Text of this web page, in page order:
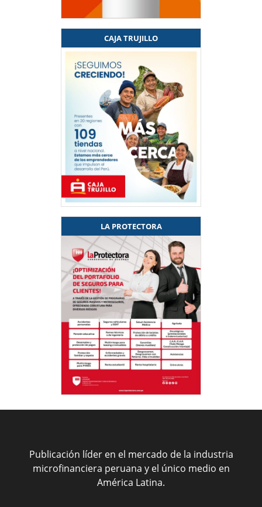
CAJA TRUJILLO
LA PROTECTORA
Publicación líder en el mercado de la industria
microfinanciera peruana y el único medio en
América Latina.